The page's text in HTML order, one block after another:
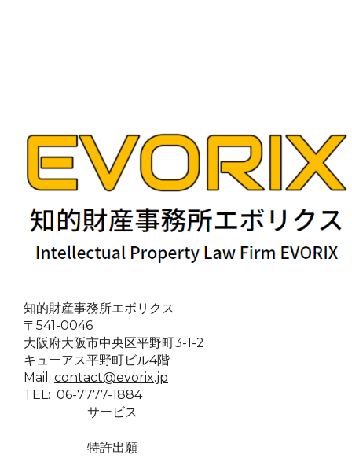
知的財産事務所エボリクス
〒541-0046
大阪府大阪市中央区平野町3-1-2
キューアス平野町ビル4階
Mail: contact@evorix.jp
TEL: 06-7777-1884
サービス
特許出願